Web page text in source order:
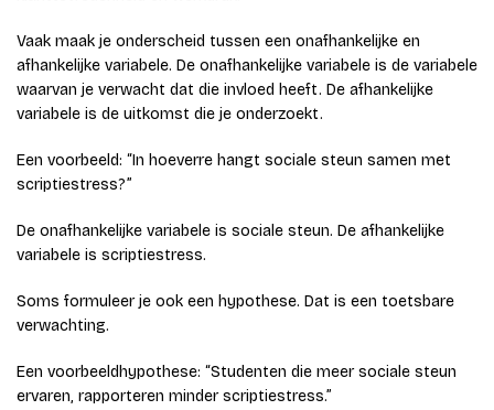
Vaak maak je onderscheid tussen een onafhankelijke en
afhankelijke variabele. De onafhankelijke variabele is de variabele
waarvan je verwacht dat die invloed heeft. De afhankelijke
variabele is de uitkomst die je onderzoekt.
Een voorbeeld: “In hoeverre hangt sociale steun samen met
scriptiestress?”
De onafhankelijke variabele is sociale steun. De afhankelijke
variabele is scriptiestress.
Soms formuleer je ook een hypothese. Dat is een toetsbare
verwachting.
Een voorbeeldhypothese: “Studenten die meer sociale steun
ervaren, rapporteren minder scriptiestress.”